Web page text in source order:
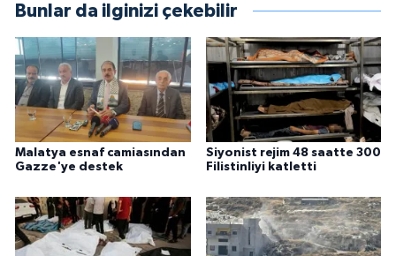
Bunlar da ilginizi çekebilir
Malatya esnaf camiasından
Gazze'ye destek
Siyonist rejim 48 saatte 300
Filistinliyi katletti